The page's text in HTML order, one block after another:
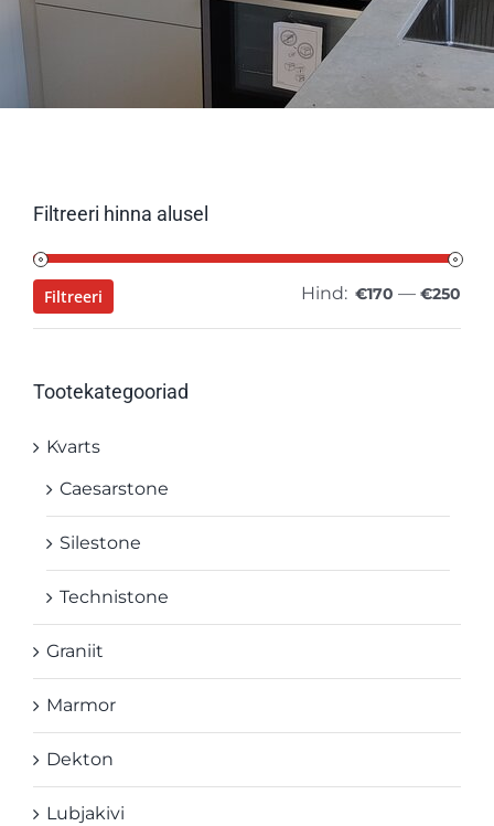
Filtreeri hinna alusel
Filtreeri Hind: €170 — €250
Tootekategooriad
Kvarts
Caesarstone
Silestone
Technistone
Graniit
Marmor
Dekton
Lubjakivi